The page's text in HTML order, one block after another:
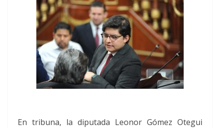
En tribuna, la diputada Leonor Gómez Otegui